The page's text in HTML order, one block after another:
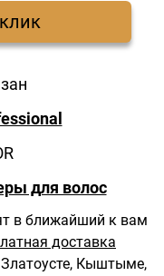
для волос
в ближайший к вам
доставка
Кыштыме,